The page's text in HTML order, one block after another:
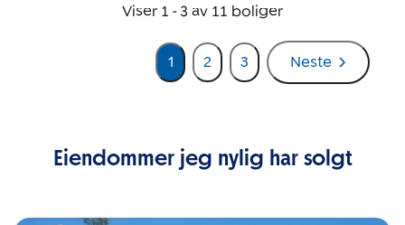
Viser 1 - 3 av 11 boliger
1 2 3 Neste
Eiendommer jeg nylig har solgt